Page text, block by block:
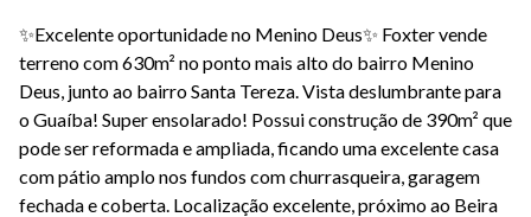
✨Excelente oportunidade no Menino Deus✨ Foxter vende
terreno com 630m² no ponto mais alto do bairro Menino
Deus, junto ao bairro Santa Tereza. Vista deslumbrante para
o Guaíba! Super ensolarado! Possui construção de 390m² que
pode ser reformada e ampliada, ficando uma excelente casa
com pátio amplo nos fundos com churrasqueira, garagem
fechada e coberta. Localização excelente, próximo ao Beira